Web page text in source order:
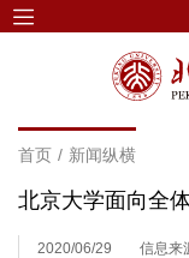
首页 / 新闻纵横
北京大学面向全
2020/06/29
信息来